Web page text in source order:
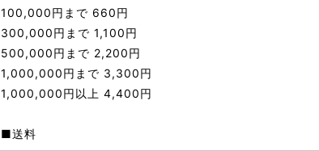
100,000円まで 660円
300,000円まで 1,100円
500,000円まで 2,200円
1,000,000円まで 3,300円
1,000,000円以上 4,400円
■送料